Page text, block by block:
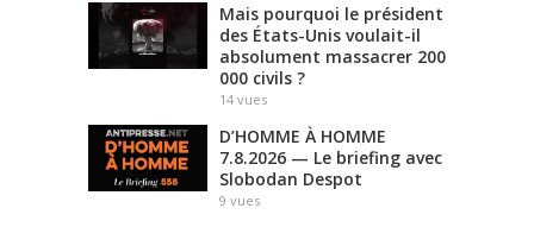
Mais pourquoi le président
des États-Unis voulait-il
absolument massacrer 200
000 civils ?
14 vues
D’HOMME À HOMME
7.8.2026 — Le briefing avec
Slobodan Despot
9 vues